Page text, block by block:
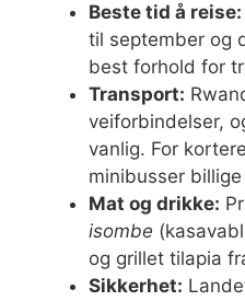
Beste tid å reise:
til september og
best forhold for
Transport:
veiforbindelser,
vanlig. For
minibusser
Mat og drikke:
isombe
og grillet tilapia
Sikkerhet: